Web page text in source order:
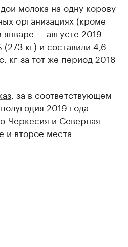
молока на одну корову
организациях (кроме
— августе 2019
кг) и составили 4,6
кг за тот же период 2018
, за в соответствующем
2019 года
Черкесия и Северная
и второе места